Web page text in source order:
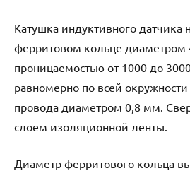
Катушка индуктивного датчика
ферритовом кольце диаметром
проницаемостью от 1000 до
равномерно по всей
провода диаметром 0,8 мм.
слоем изоляционной ленты.
Диаметр ферритового кольца